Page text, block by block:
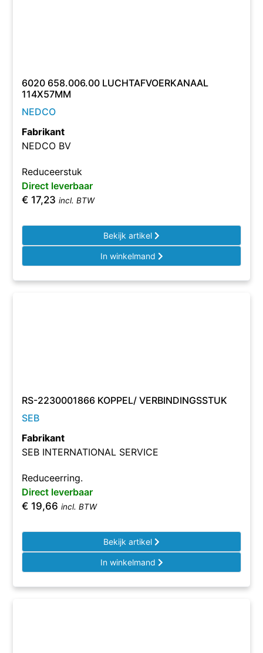
6020 658.006.00 LUCHTAFVOERKANAAL
114X57MM
NEDCO
Fabrikant
NEDCO BV
Reduceerstuk
Direct leverbaar
€ 17,23 incl. BTW
Bekijk artikel
In winkelmand
RS-2230001866 KOPPEL/ VERBINDINGSSTUK
SEB
Fabrikant
SEB INTERNATIONAL SERVICE
Reduceerring.
Direct leverbaar
€ 19,66 incl. BTW
Bekijk artikel
In winkelmand